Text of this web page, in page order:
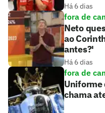
Há 6 dias
fora de
Neto
ao
antes?'
Há 6 dias
fora de
Uniforme
chama